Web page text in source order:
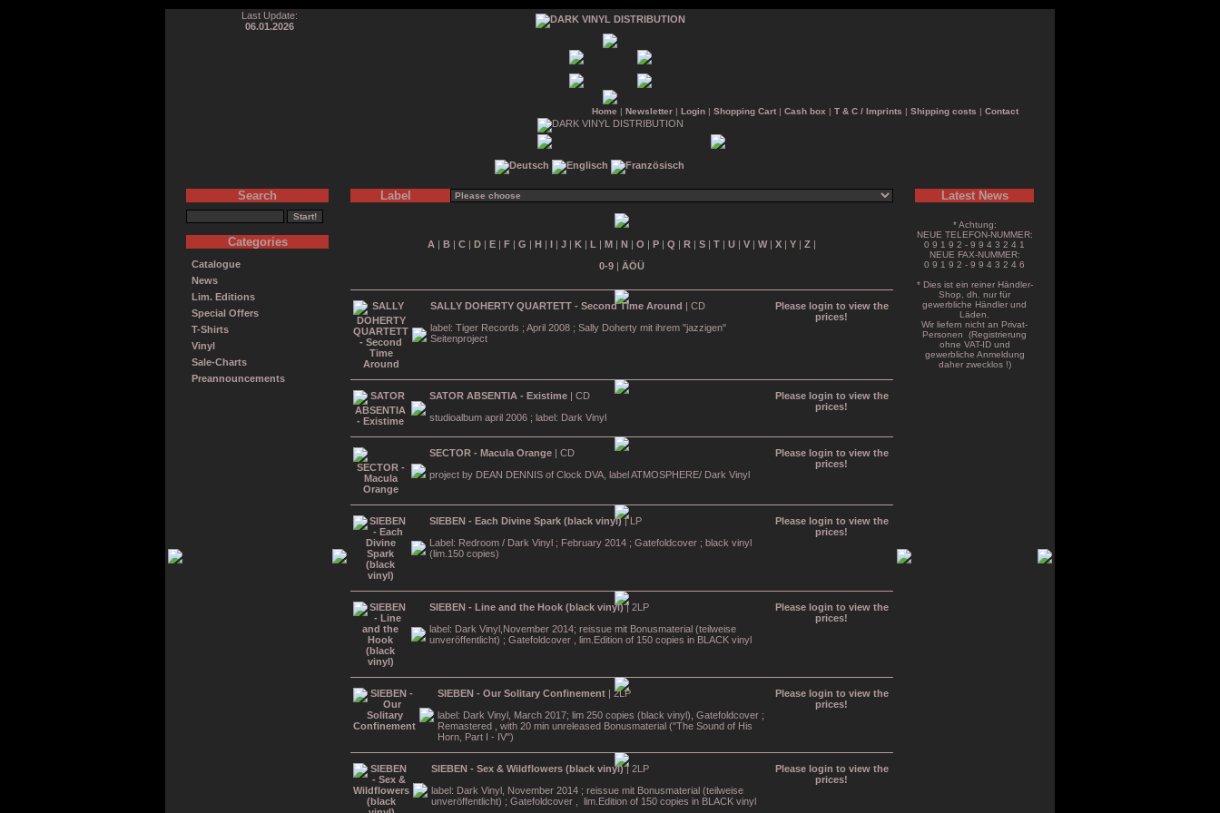
Last Update:
06.01.2026
Home | Newsletter| Login| Shopping Cart| Cash box | T & C / Imprints | Shipping costs | Contact
Search
Categories
Catalogue
News
Lim. Editions
Special Offers
T-Shirts
Vinyl
Sale-Charts
Preannouncements
Label
A | B | C | D | E | F | G | H | I | J | K | L | M | N | O | P | Q | R | S | T | U | V | W| X | Y | Z |
0-9 | ÄÖÜ
SALLY DOHERTY QUARTETT - Second Time Around | CD
label: Tiger Records ; April 2008 ; Sally Doherty mit ihrem "jazzigen"
Seitenproject
Please login to view the
prices!
SATOR ABSENTIA - Existime | CD
studioalbum april 2006 ; label: Dark Vinyl
Please login to view the
prices!
SECTOR - Macula Orange | CD
project by DEAN DENNIS of Clock DVA, label ATMOSPHERE/ Dark Vinyl
Please login to view the
prices!
SIEBEN - Each Divine Spark (black vinyl)| LP
Label: Redroom / Dark Vinyl ; February 2014 ; Gatefoldcover ; black vinyl
(lim.150 copies)
Please login to view the
prices!
SIEBEN - Line and the Hook (black vinyl)| 2LP
label: Dark Vinyl,November 2014; reissue mit Bonusmaterial (teilweise
unveröffentlicht) ; Gatefoldcover , lim.Edition of 150 copies in BLACK vinyl
Please login to view the
prices!
SIEBEN - Our Solitary Confinement | 2LP
label: Dark Vinyl, March 2017; lim 250 copies (black vinyl), Gatefoldcover ;
Remastered , with 20 min unreleased Bonusmaterial ("The Sound of His
Horn, Part I - IV")
Please login to view the
prices!
SIEBEN - Sex & Wildflowers (black vinyl)| 2LP
label: Dark Vinyl, November 2014 ; reissue mit Bonusmaterial (teilweise
unveröffentlicht) ; Gatefoldcover , lim.Edition of 150 copies in BLACK vinyl
Please login to view the
prices!
Latest News
* Achtung:
NEUE TELEFON-NUMMER:
0 9 1 9 2 - 9 9 4 3 2 4 1
NEUE FAX-NUMMER:
0 9 1 9 2 - 9 9 4 3 2 4 6
* Dies ist ein reiner Händler-
Shop, dh. nur für
gewerbliche Händler und
Läden.
Wir liefern nicht an Privat-
Personen (Registrierung
ohne VAT-ID und
gewerbliche Anmeldung
daher zwecklos !)